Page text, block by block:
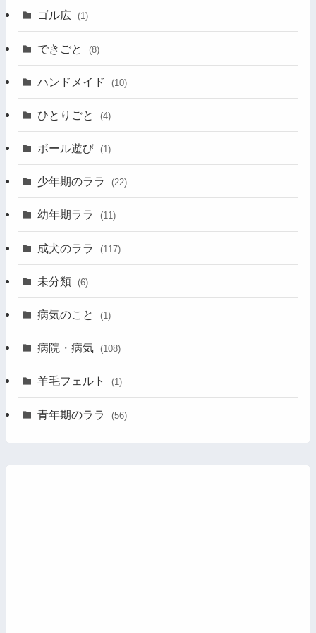
ゴル広 (1)
できごと (8)
ハンドメイド (10)
ひとりごと (4)
ボール遊び (1)
少年期のララ (22)
幼年期ララ (11)
成犬のララ (117)
未分類 (6)
病気のこと (1)
病院・病気 (108)
羊毛フェルト (1)
青年期のララ (56)